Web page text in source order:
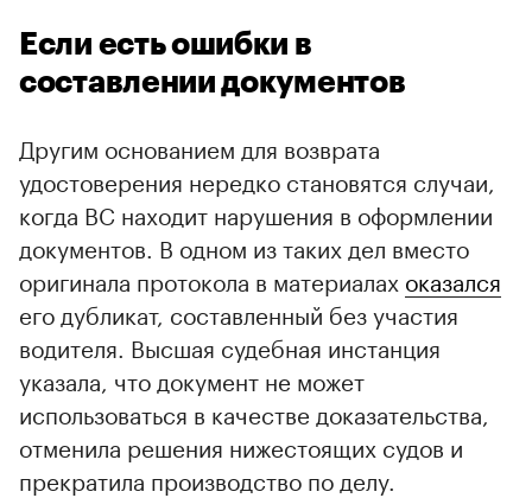
Если есть ошибки в
составлении документов
Другим основанием для возврата
удостоверения нередко становятся случаи,
когда ВС находит нарушения в оформлении
документов. В одном из таких дел вместо
оригинала протокола в материалах оказался
его дубликат, составленный без участия
водителя. Высшая судебная инстанция
указала, что документ не может
использоваться в качестве доказательства,
отменила решения нижестоящих судов и
прекратила производство по делу.